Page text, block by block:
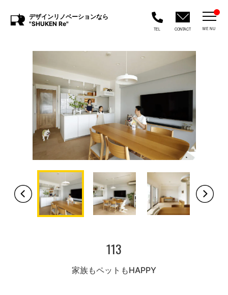
デザインリノベーションなら
"SHUKEN Re"
TEL CONTACT MENU
113
家族もペットもHAPPY